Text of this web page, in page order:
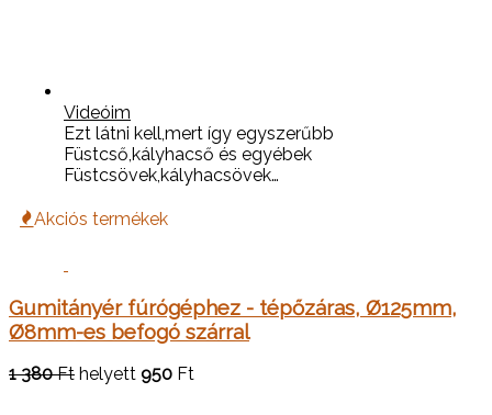
Videóim
Ezt látni kell,mert így egyszerűbb
Füstcső,kályhacső és egyébek
Füstcsövek,kályhacsövek…
Akciós termékek
Gumitányér fúrógéphez - tépőzáras, Ø125mm,
Ø8mm-es befogó szárral
1 380 Ft helyett 950 Ft